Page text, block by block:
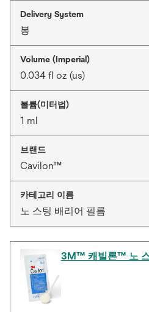
Delivery System
봉
Volume (Imperial)
0.034 fl oz (us)
볼륨(미터법)
1 ml
브랜드
Cavilon™
카테고리 이름
노 스팅 배리어 필름
3M™ 캐빌론™ 노